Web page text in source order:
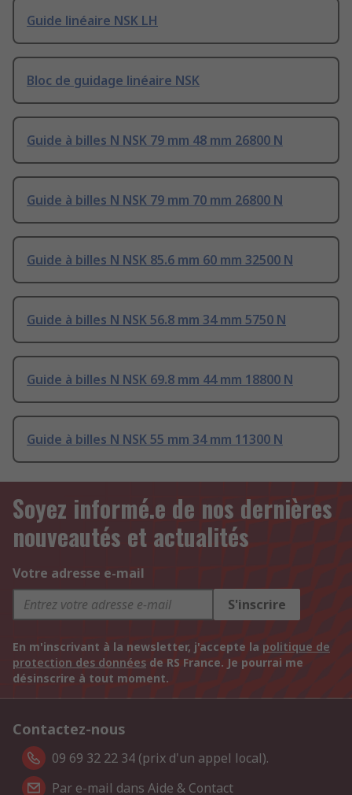
Guide linéaire NSK LH
Bloc de guidage linéaire NSK
Guide à billes N NSK 79 mm 48 mm 26800 N
Guide à billes N NSK 79 mm 70 mm 26800 N
Guide à billes N NSK 85.6 mm 60 mm 32500 N
Guide à billes N NSK 56.8 mm 34 mm 5750 N
Guide à billes N NSK 69.8 mm 44 mm 18800 N
Guide à billes N NSK 55 mm 34 mm 11300 N
Soyez informé.e de nos dernières
nouveautés et actualités
Votre adresse e-mail
S'inscrire
En m'inscrivant à la newsletter, j'accepte la politique de
protection des données de RS France. Je pourrai me
désinscrire à tout moment.
Contactez-nous
09 69 32 22 34 (prix d'un appel local).
Par e-mail dans Aide & Contact